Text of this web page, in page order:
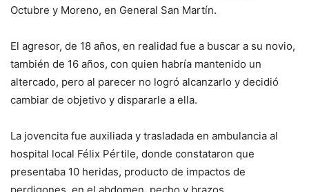
Octubre y Moreno, en General San Martín.
El agresor, de 18 años, en realidad fue a buscar a su novio,
también de 16 años, con quien habría mantenido un
altercado, pero al parecer no logró alcanzarlo y decidió
cambiar de objetivo y dispararle a ella.
La jovencita fue auxiliada y trasladada en ambulancia al
hospital local Félix Pértile, donde constataron que
presentaba 10 heridas, producto de impactos de